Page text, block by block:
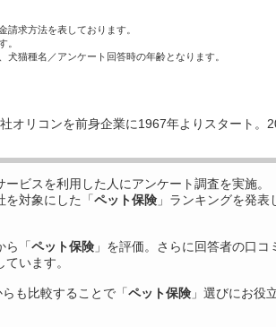
求方法を表しております。
。
猫種名／アンケート回答時の年齢となります。
オリコンを前身企業に1967年よりスタート。
ービスを利用した 人にアンケート調査を実施。
を対象にした「ペット保険 」ランキングを発表
ら「ペット保険 」を評価。さらに回答者の口コ
います。
も比較することで「ペット保険 」選びにお役